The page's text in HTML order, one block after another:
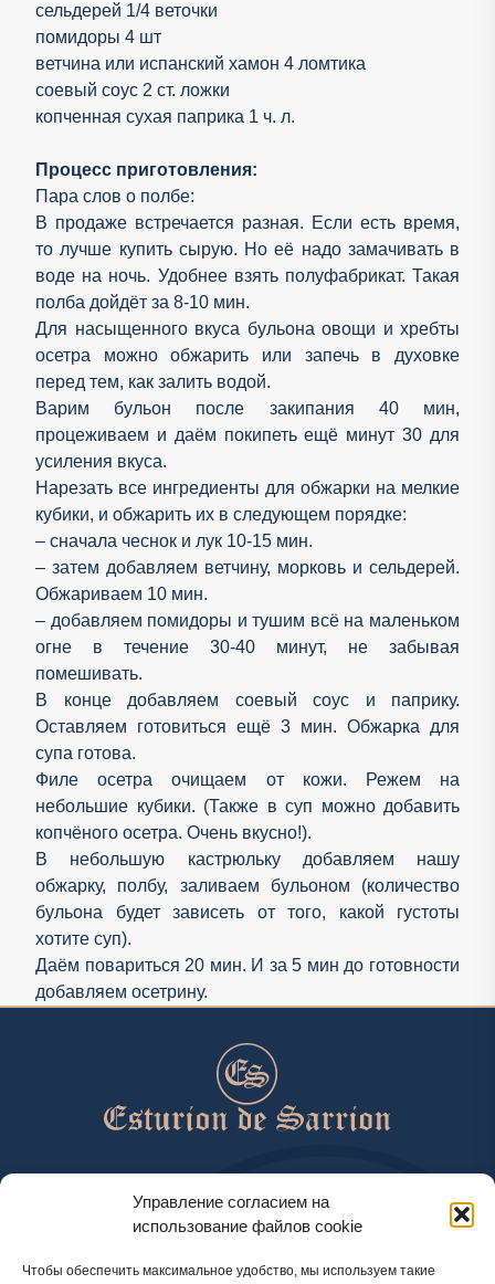
Управление согласием на
использование файлов cookie
Чтобы обеспечить максимальное удобство, мы используем такие
сельдерей 1/4 веточки
помидоры 4 шт
ветчина или испанский хамон 4 ломтика
соевый соус 2 ст. ложки
копченная сухая паприка 1 ч. л.
Процесс приготовления:
Пара слов о полбе:
В продаже встречается разная. Если есть время,
то лучше купить сырую. Но её надо замачивать в
воде на ночь. Удобнее взять полуфабрикат. Такая
полба дойдёт за 8-10 мин.
Для насыщенного вкуса бульона овощи и хребты
осетра можно обжарить или запечь в духовке
перед тем, как залить водой.
Варим бульон после закипания 40 мин,
процеживаем и даём покипеть ещё минут 30 для
усиления вкуса.
Нарезать все ингредиенты для обжарки на мелкие
кубики, и обжарить их в следующем порядке:
– сначала чеснок и лук 10-15 мин.
– затем добавляем ветчину, морковь и сельдерей.
Обжариваем 10 мин.
– добавляем помидоры и тушим всё на маленьком
огне в течение 30-40 минут, не забывая
помешивать.
В конце добавляем соевый соус и паприку.
Оставляем готовиться ещё 3 мин. Обжарка для
супа готова.
Филе осетра очищаем от кожи. Режем на
небольшие кубики. (Также в суп можно добавить
копчёного осетра. Очень вкусно!).
В небольшую кастрюльку добавляем нашу
обжарку, полбу, заливаем бульоном (количество
бульона будет зависеть от того, какой густоты
хотите суп).
Даём повариться 20 мин. И за 5 мин до готовности
добавляем осетрину.
с 9 до 18 (GMT+2) по будням